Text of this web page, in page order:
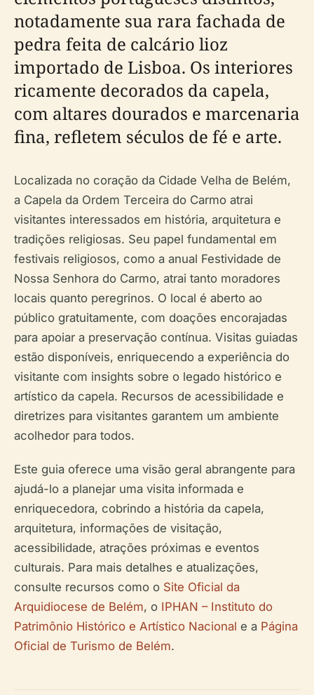
notadamente sua rara fachada de
pedra feita de calcário lioz
importado de Lisboa. Os interiores
ricamente decorados da capela,
com altares dourados e marcenaria
fina, refletem séculos de fé e arte.
Localizada no coração da Cidade Velha de Belém,
a Capela da Ordem Terceira do Carmo atrai
visitantes interessados em história, arquitetura e
tradições religiosas. Seu papel fundamental em
festivais religiosos, como a anual Festividade de
Nossa Senhora do Carmo, atrai tanto moradores
locais quanto peregrinos. O local é aberto ao
público gratuitamente, com doações encorajadas
para apoiar a preservação contínua. Visitas guiadas
estão disponíveis, enriquecendo a experiência do
visitante com insights sobre o legado histórico e
artístico da capela. Recursos de acessibilidade e
diretrizes para visitantes garantem um ambiente
acolhedor para todos.
Este guia oferece uma visão geral abrangente para
ajudá-lo a planejar uma visita informada e
enriquecedora, cobrindo a história da capela,
arquitetura, informações de visitação,
acessibilidade, atrações próximas e eventos
culturais. Para mais detalhes e atualizações,
consulte recursos como o Site Oficial da
Arquidiocese de Belém, o IPHAN – Instituto do
Patrimônio Histórico e Artístico Nacional e a Página
Oficial de Turismo de Belém.